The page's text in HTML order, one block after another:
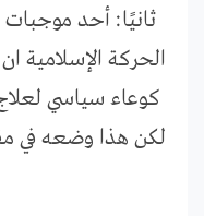
ثانيًا: أحد
الحركة الإسلامية
كوعاء سياسي
لكن هذا وضعه في